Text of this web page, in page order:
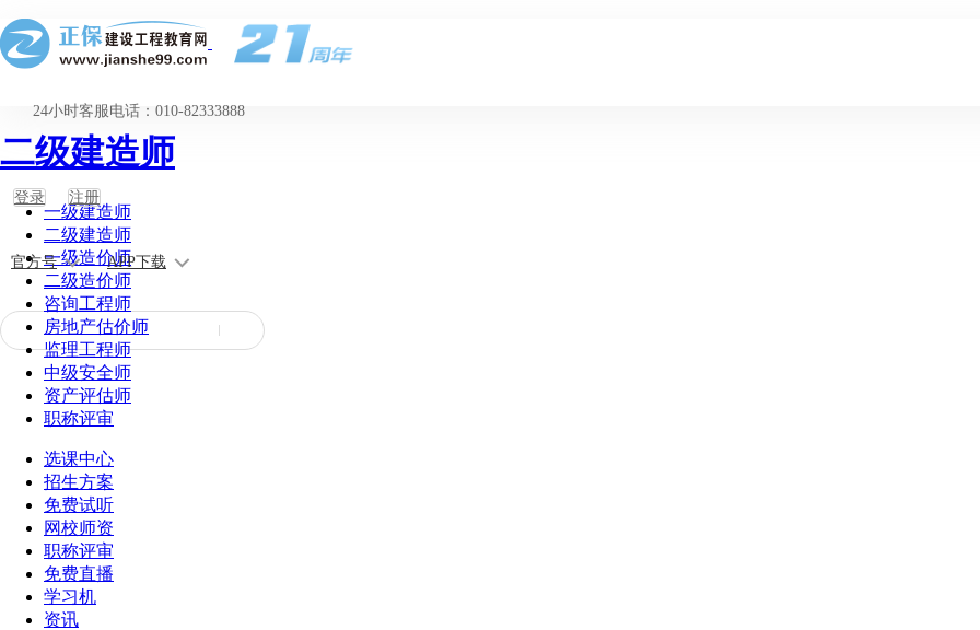
24小时客服电话：010-82333888
登录 注册
官方号 APP下载
二级建造师
一级建造师
二级建造师
一级造价师
二级造价师
咨询工程师
房地产估价师
监理工程师
中级安全师
资产评估师
职称评审
选课中心
招生方案
免费试听
网校师资
职称评审
免费直播
学习机
资讯